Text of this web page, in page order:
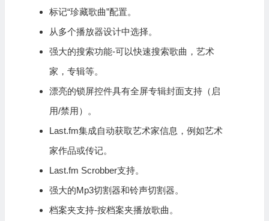
标记“珍藏歌曲”配置。
从多个播放器设计中选择。
强大的搜索功能-可以快速搜索歌曲，艺术
家，专辑等。
漂亮的锁屏控件具有全屏专辑封面支持（启
用/禁用）。
Last.fm集成自动获取艺术家信息，例如艺术
家作品或传记。
Last.fm Scrobber支持。
强大的Mp3切割器和铃声切割器。
档案夹支持-按档案夹播放歌曲。